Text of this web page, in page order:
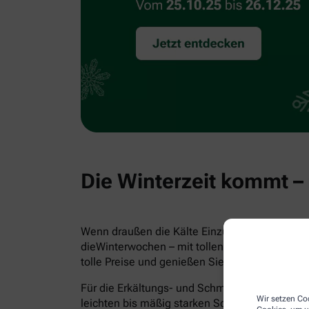
Wir setzen
Die Winterzeit kommt
Wenn draußen die Kälte Einzug hält, ist
dieWinterwochen – mit tollen Ideen, Tipps
tolle Preise und genießen Sie mit uns die
Für die Erkältungs- und Schmuddelwetter-
leichten bis mäßig starken Schmerzen sowie